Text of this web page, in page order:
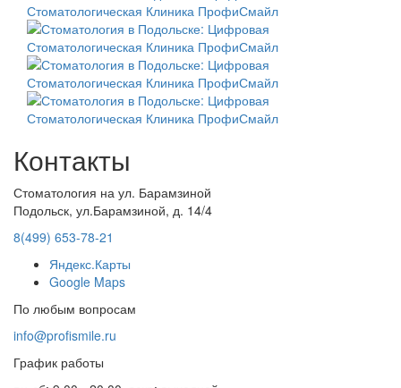
Контакты
Стоматология на ул. Барамзиной
Подольск, ул.Барамзиной, д. 14/4
8(499) 653-78-21
Яндекс.Карты
Google Maps
По любым вопросам
info@profismile.ru
График работы